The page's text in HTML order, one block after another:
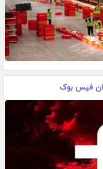
فیس بوک